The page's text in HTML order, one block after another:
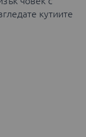
кутиите